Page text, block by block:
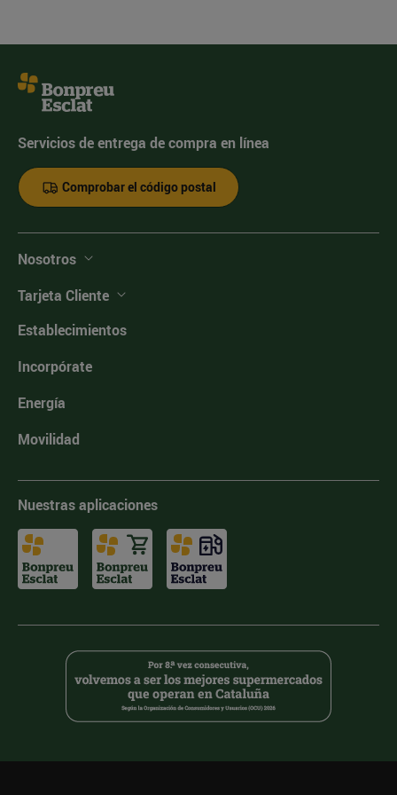
Servicios de entrega de compra en línea
Comprobar el código postal
Nosotros
Tarjeta Cliente
Establecimientos
Incorpórate
Energía
Movilidad
Nuestras aplicaciones